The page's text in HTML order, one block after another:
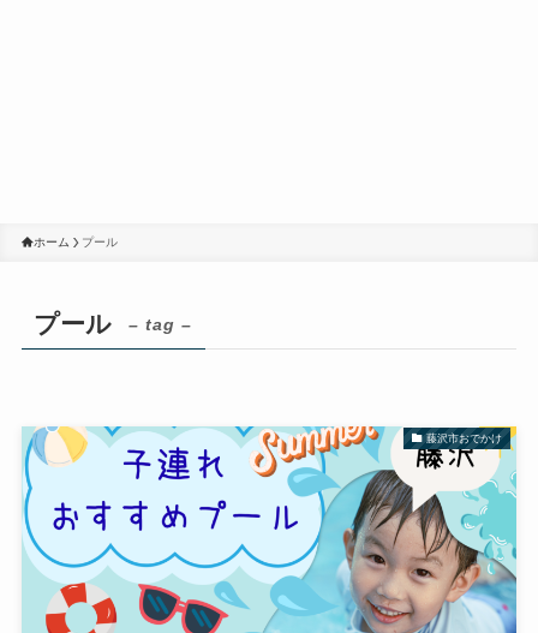
ホーム プール
プール – tag –
藤沢市おでかけ